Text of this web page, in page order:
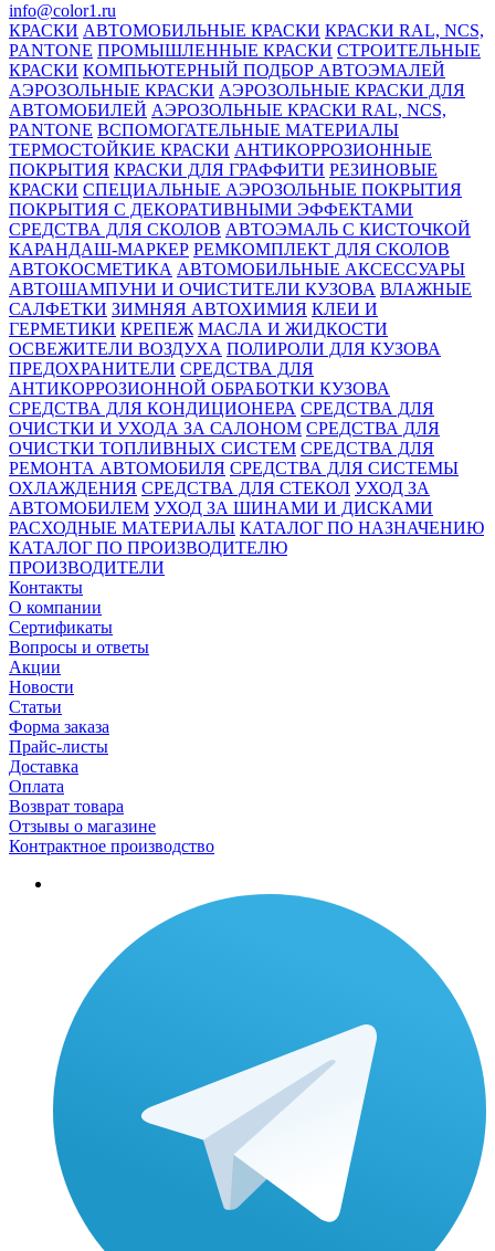
info@color1.ru
КРАСКИ АВТОМОБИЛЬНЫЕ КРАСКИ КРАСКИ RAL, NCS,
PANTONE ПРОМЫШЛЕННЫЕ КРАСКИ СТРОИТЕЛЬНЫЕ
КРАСКИ КОМПЬЮТЕРНЫЙ ПОДБОР АВТОЭМАЛЕЙ
АЭРОЗОЛЬНЫЕ КРАСКИ АЭРОЗОЛЬНЫЕ КРАСКИ ДЛЯ
АВТОМОБИЛЕЙ АЭРОЗОЛЬНЫЕ КРАСКИ RAL, NCS,
PANTONE ВСПОМОГАТЕЛЬНЫЕ МАТЕРИАЛЫ
ТЕРМОСТОЙКИЕ КРАСКИ АНТИКОРРОЗИОННЫЕ
ПОКРЫТИЯ КРАСКИ ДЛЯ ГРАФФИТИ РЕЗИНОВЫЕ
КРАСКИ СПЕЦИАЛЬНЫЕ АЭРОЗОЛЬНЫЕ ПОКРЫТИЯ
ПОКРЫТИЯ С ДЕКОРАТИВНЫМИ ЭФФЕКТАМИ
СРЕДСТВА ДЛЯ СКОЛОВ АВТОЭМАЛЬ С КИСТОЧКОЙ
КАРАНДАШ-МАРКЕР РЕМКОМПЛЕКТ ДЛЯ СКОЛОВ
АВТОКОСМЕТИКА АВТОМОБИЛЬНЫЕ АКСЕССУАРЫ
АВТОШАМПУНИ И ОЧИСТИТЕЛИ КУЗОВА ВЛАЖНЫЕ
САЛФЕТКИ ЗИМНЯЯ АВТОХИМИЯ КЛЕИ И
ГЕРМЕТИКИ КРЕПЕЖ МАСЛА И ЖИДКОСТИ
ОСВЕЖИТЕЛИ ВОЗДУХА ПОЛИРОЛИ ДЛЯ КУЗОВА
ПРЕДОХРАНИТЕЛИ СРЕДСТВА ДЛЯ
АНТИКОРРОЗИОННОЙ ОБРАБОТКИ КУЗОВА
СРЕДСТВА ДЛЯ КОНДИЦИОНЕРА СРЕДСТВА ДЛЯ
ОЧИСТКИ И УХОДА ЗА САЛОНОМ СРЕДСТВА ДЛЯ
ОЧИСТКИ ТОПЛИВНЫХ СИСТЕМ СРЕДСТВА ДЛЯ
РЕМОНТА АВТОМОБИЛЯ СРЕДСТВА ДЛЯ СИСТЕМЫ
ОХЛАЖДЕНИЯ СРЕДСТВА ДЛЯ СТЕКОЛ УХОД ЗА
АВТОМОБИЛЕМ УХОД ЗА ШИНАМИ И ДИСКАМИ
РАСХОДНЫЕ МАТЕРИАЛЫ КАТАЛОГ ПО НАЗНАЧЕНИЮ
КАТАЛОГ ПО ПРОИЗВОДИТЕЛЮ
ПРОИЗВОДИТЕЛИ
Контакты
О компании
Сертификаты
Вопросы и ответы
Акции
Новости
Статьи
Форма заказа
Прайс-листы
Доставка
Оплата
Возврат товара
Отзывы о магазине
Контрактное производство